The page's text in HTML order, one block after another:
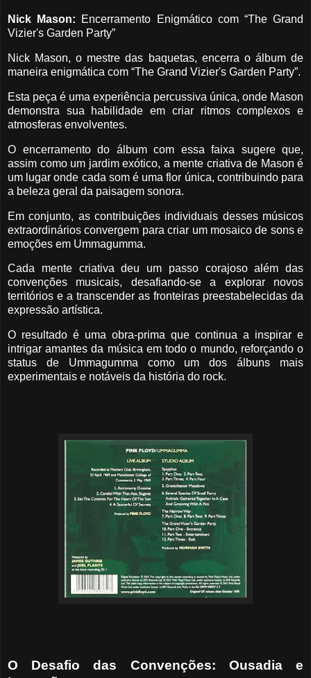
Nick Mason: Encerramento Enigmático com “The Grand
Vizier's Garden Party”
Nick Mason, o mestre das baquetas, encerra o álbum de
maneira enigmática com “The Grand Vizier's Garden Party”.
Esta peça é uma experiência percussiva única, onde Mason
demonstra sua habilidade em criar ritmos complexos e
atmosferas envolventes.
O encerramento do álbum com essa faixa sugere que,
assim como um jardim exótico, a mente criativa de Mason é
um lugar onde cada som é uma flor única, contribuindo para
a beleza geral da paisagem sonora.
Em conjunto, as contribuições individuais desses músicos
extraordinários convergem para criar um mosaico de sons e
emoções em Ummagumma.
Cada mente criativa deu um passo corajoso além das
convenções musicais, desafiando-se a explorar novos
territórios e a transcender as fronteiras preestabelecidas da
expressão artística.
O resultado é uma obra-prima que continua a inspirar e
intrigar amantes da música em todo o mundo, reforçando o
status de Ummagumma como um dos álbuns mais
experimentais e notáveis da história do rock.
O Desafio das Convenções: Ousadia e